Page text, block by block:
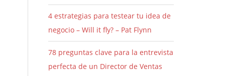
4 estrategias para testear tu idea de
negocio – Will it fly? – Pat Flynn
78 preguntas clave para la entrevista
perfecta de un Director de Ventas